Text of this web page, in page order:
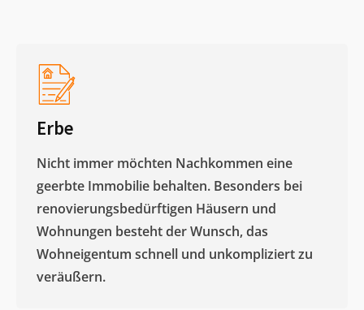
Erbe
Nicht immer möchten Nachkommen eine
geerbte Immobilie behalten. Besonders bei
renovierungsbedürftigen Häusern und
Wohnungen besteht der Wunsch, das
Wohneigentum schnell und unkompliziert zu
veräußern. ​